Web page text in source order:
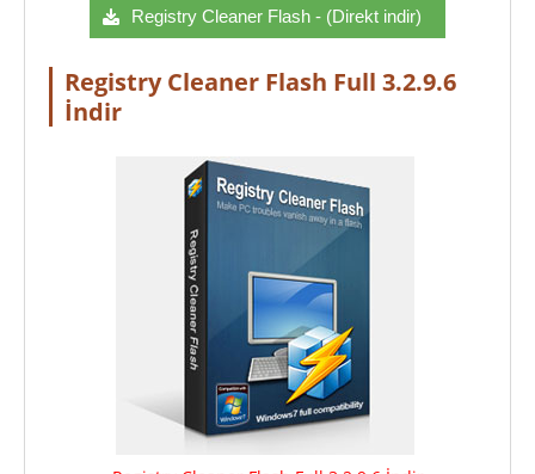
Registry Cleaner Flash - (Direkt indir)
Registry Cleaner Flash Full 3.2.9.6
İndir